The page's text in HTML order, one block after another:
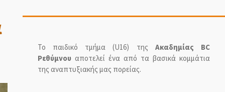
Το παιδικό τμήμα (U16) της Ακαδημίας BC
Ρεθύμνουαποτελεί ένα από τα βασικά κομμάτια
της αναπτυξιακής μας πορείας.